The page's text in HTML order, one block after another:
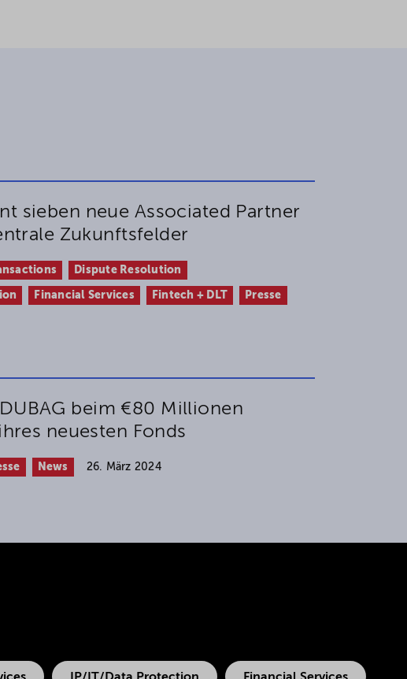
sieben neue Associated Partner
Zukunftsfelder
Dispute Resolution
Financial Services Fintech + DLT Presse
beim €80 Millionen
neuesten Fonds
News 26. März 2024